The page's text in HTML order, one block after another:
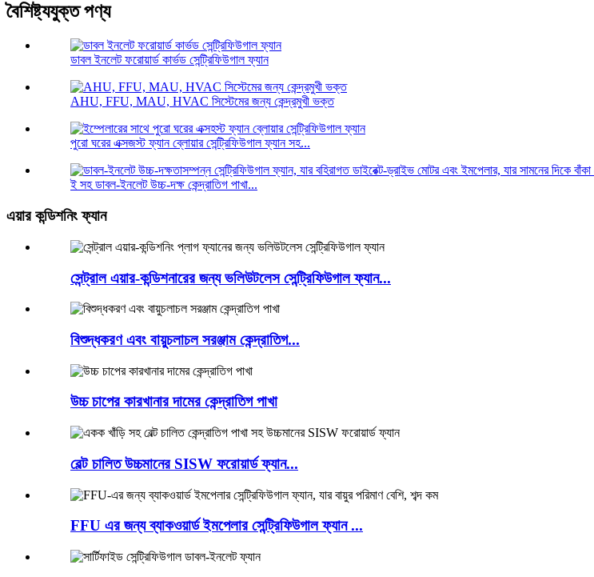
বৈশিষ্ট্যযুক্ত পণ্য
ডাবল ইনলেট ফরোয়ার্ড কার্ভড সেন্ট্রিফিউগাল ফ্যান
AHU, FFU, MAU, HVAC সিস্টেমের জন্য কেন্দ্রমুখী ভক্ত
পুরো ঘরের এক্সজস্ট ফ্যান ব্লোয়ার সেন্ট্রিফিউগাল ফ্যান সহ...
ই সহ ডাবল-ইনলেট উচ্চ-দক্ষ কেন্দ্রাতিগ পাখা...
এয়ার কন্ডিশনিং ফ্যান
সেন্ট্রাল এয়ার-কন্ডিশনারের জন্য ভলিউটলেস সেন্ট্রিফিউগাল ফ্যান...
বিশুদ্ধকরণ এবং বায়ুচলাচল সরঞ্জাম কেন্দ্রাতিগ...
উচ্চ চাপের কারখানার দামের কেন্দ্রাতিগ পাখা
বেল্ট চালিত উচ্চমানের SISW ফরোয়ার্ড ফ্যান...
FFU এর জন্য ব্যাকওয়ার্ড ইমপেলার সেন্ট্রিফিউগাল ফ্যান ...